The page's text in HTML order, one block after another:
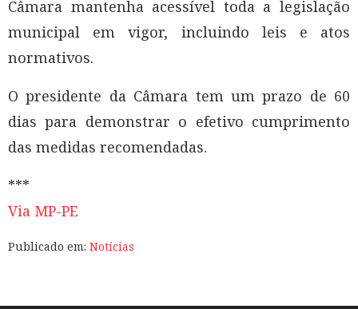
Câmara mantenha acessível toda a legislação
municipal em vigor, incluindo leis e atos
normativos.
O presidente da Câmara tem um prazo de 60
dias para demonstrar o efetivo cumprimento
das medidas recomendadas.
***
Via MP-PE
Publicado em: Notícias